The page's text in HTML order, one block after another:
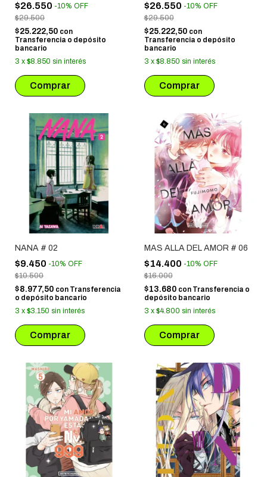
$26.550 -10% OFF
$29.500
$25.222,50 con
Transferencia o depósito
bancario
3 x $8.850 sin interés
$26.550 -10% OFF
$29.500
$25.222,50 con
Transferencia o depósito
bancario
3 x $8.850 sin interés
NANA # 02
$9.450 -10% OFF
$10.500
$8.977,50 con Transferencia
o depósito bancario
3 x $3.150 sin interés
MAS ALLA DEL AMOR # 06
$14.400 -10% OFF
$16.000
$13.680 con Transferencia o
depósito bancario
3 x $4.800 sin interés